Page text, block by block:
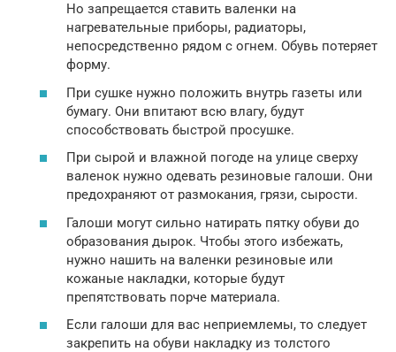
Но запрещается ставить валенки на
нагревательные приборы, радиаторы,
непосредственно рядом с огнем. Обувь потеряет
форму.
При сушке нужно положить внутрь газеты или
бумагу. Они впитают всю влагу, будут
способствовать быстрой просушке.
При сырой и влажной погоде на улице сверху
валенок нужно одевать резиновые галоши. Они
предохраняют от размокания, грязи, сырости.
Галоши могут сильно натирать пятку обуви до
образования дырок. Чтобы этого избежать,
нужно нашить на валенки резиновые или
кожаные накладки, которые будут
препятствовать порче материала.
Если галоши для вас неприемлемы, то следует
закрепить на обуви накладку из толстого